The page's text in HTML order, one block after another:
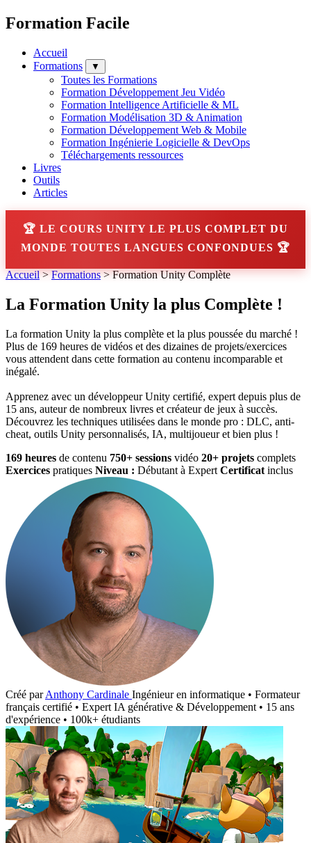
Formation Facile
Accueil
Formations
▼
Toutes les Formations
Formation Développement Jeu Vidéo
Formation Intelligence Artificielle & ML
Formation Modélisation 3D & Animation
Formation Développement Web & Mobile
Formation Ingénierie Logicielle & DevOps
Téléchargements ressources
Livres
Outils
Articles
🏆 LE COURS UNITY LE PLUS COMPLET DU
MONDE TOUTES LANGUES CONFONDUES 🏆
Accueil>Formations>Formation Unity Complète
La Formation Unity la plus Complète !
La formation Unity la plus complète et la plus poussée du marché !
Plus de 169 heures de vidéos et des dizaines de projets/exercices
vous attendent dans cette formation au contenu incomparable et
inégalé.
Apprenez avec un développeur Unity certifié, expert depuis plus de
15 ans, auteur de nombreux livres et créateur de jeux à succès.
Découvrez les techniques utilisées dans le monde pro : DLC, anti-
cheat, outils Unity personnalisés, IA, multijoueur et bien plus !
169 heures de contenu 750+ sessions vidéo 20+ projets complets
Exercices pratiques Niveau : Débutant à Expert Certificat inclus
Créé par Anthony Cardinale Ingénieur en informatique • Formateur
français certifié • Expert IA générative & Développement • 15 ans
d'expérience • 100k+ étudiants